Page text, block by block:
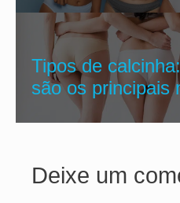
Tipos de
são os principais
Deixe um